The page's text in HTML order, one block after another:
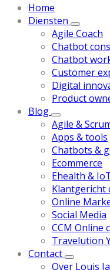
Home
Diensten
Agile Coach
Chatbot
Chatbot
Customer
Digital
Product
Blog
Agile &
Apps & tools
Chatbots &
Ecommerce
Ehealth &
Klantgericht
Online
Social Media
CCM Online
Travelution
Contact
Over Louis